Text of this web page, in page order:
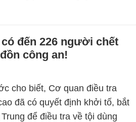
đến 226 người chết
công an!
cho biết, Cơ quan điều tra
đã có quyết định khởi tố, bắt
để điều tra về tội dùng